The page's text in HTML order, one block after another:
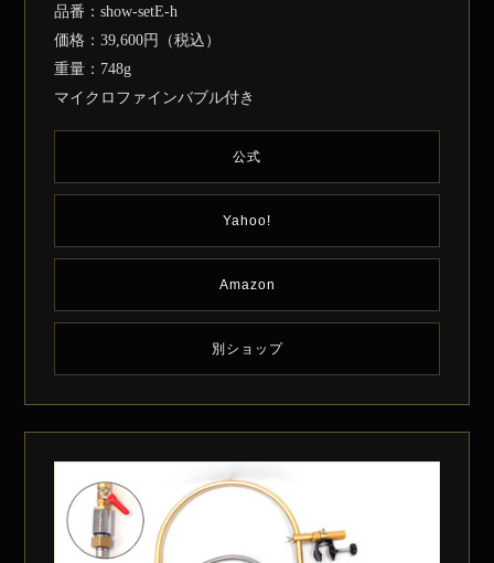
品番：show-setE-h
価格：39,600円（税込）
重量：748g
マイクロファインバブル付き
公式
Yahoo!
Amazon
別ショップ